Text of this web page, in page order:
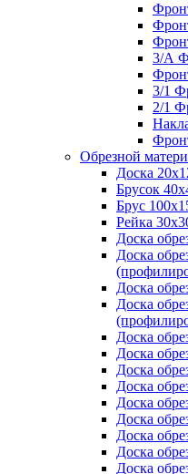
3/А
3/1
2/1
Обрезной
Доска
Брусок
Брус
Рейка
Доска
Доска
Доска
Доска
Доска
Доска
Доска
Доска
Доска
Доска
Доска
Доска
Доска